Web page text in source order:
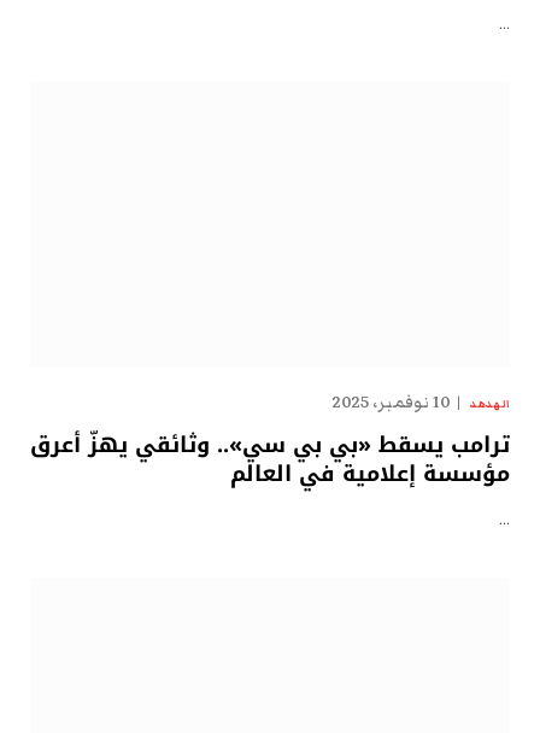
…
الهدهد 10 نوفمبر، 2025
ترامب يسقط «بي بي سي».. وثائقي يهزّ أعرق
مؤسسة إعلامية في العالم
…